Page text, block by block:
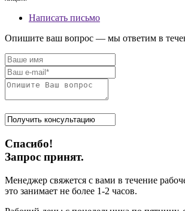
Написать письмо
Опишите ваш вопрос — мы ответим в
Спасибо!
Запрос принят.
Менеджер свяжется с вами в течение
это занимает не более 1-2 часов.